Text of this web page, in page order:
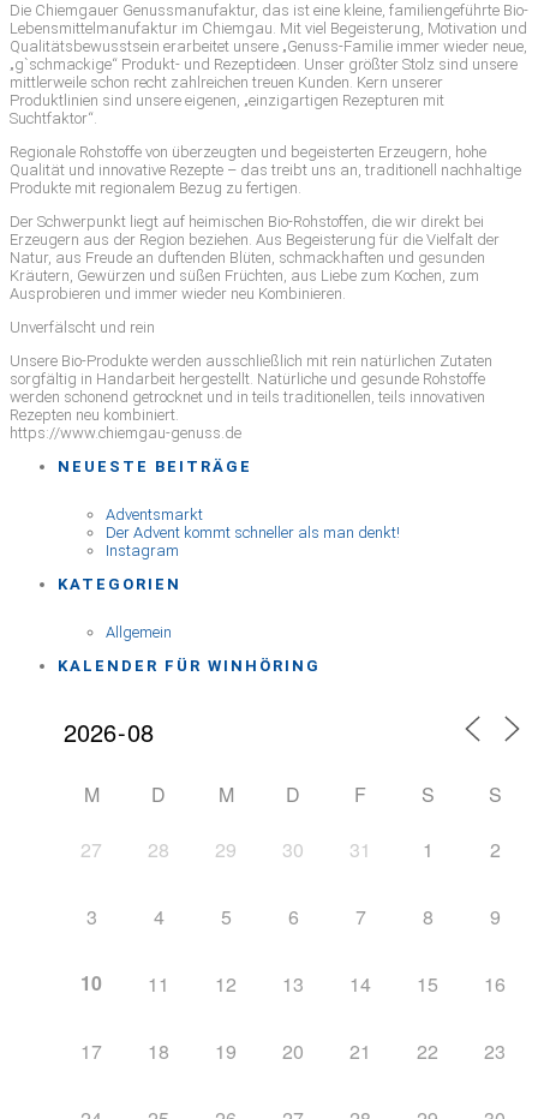
Die Chiemgauer Genussmanufaktur, das ist eine kleine, familiengeführte Bio-
Lebensmittelmanufaktur im Chiemgau. Mit viel Begeisterung, Motivation und
Qualitätsbewusstsein erarbeitet unsere „Genuss-Familie immer wieder neue,
„g`schmackige“ Produkt- und Rezeptideen. Unser größter Stolz sind unsere
mittlerweile schon recht zahlreichen treuen Kunden. Kern unserer
Produktlinien sind unsere eigenen, „einzigartigen Rezepturen mit
Suchtfaktor“.
Regionale Rohstoffe von überzeugten und begeisterten Erzeugern, hohe
Qualität und innovative Rezepte – das treibt uns an, traditionell nachhaltige
Produkte mit regionalem Bezug zu fertigen.
Der Schwerpunkt liegt auf heimischen Bio-Rohstoffen, die wir direkt bei
Erzeugern aus der Region beziehen. Aus Begeisterung für die Vielfalt der
Natur, aus Freude an duftenden Blüten, schmackhaften und gesunden
Kräutern, Gewürzen und süßen Früchten, aus Liebe zum Kochen, zum
Ausprobieren und immer wieder neu Kombinieren.
Unverfälscht und rein
Unsere Bio-Produkte werden ausschließlich mit rein natürlichen Zutaten
sorgfältig in Handarbeit hergestellt. Natürliche und gesunde Rohstoffe
werden schonend getrocknet und in teils traditionellen, teils innovativen
Rezepten neu kombiniert.
https://www.chiemgau-genuss.de
NEUESTE BEITRÄGE
Adventsmarkt
Der Advent kommt schneller als man denkt!
Instagram
KATEGORIEN
Allgemein
KALENDER FÜR WINHÖRING
M D M D F S
S
27
28 29 30 31 1 2
3 4 5 6 7 8 9
10 11 12 13 14 15 16
17 18 19 20 21 22 23